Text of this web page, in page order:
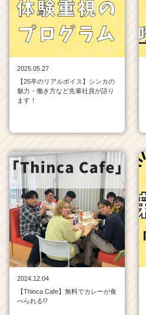
e
e
r）
2025.05.27
【25卒のリアルボイス】シンカの
魅力・働き方など先輩社員が語り
ます！
2024.12.04
【Thinca Cafe】無料でカレーが食
べられる⁉